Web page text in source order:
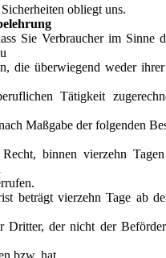
obliegt uns.
Sie Verbraucher im Sinne
die überwiegend weder
Tätigkeit
Maßgabe der folgenden
binnen vierzehn
beträgt vierzehn Tage ab
Dritter, der nicht der